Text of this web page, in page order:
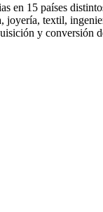
en 15 países
joyería, textil,
y conversión